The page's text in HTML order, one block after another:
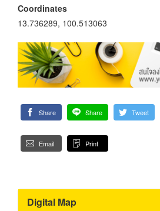
Coordinates
13.736289, 100.513063
Share Share Tweet
Email Print
Digital Map